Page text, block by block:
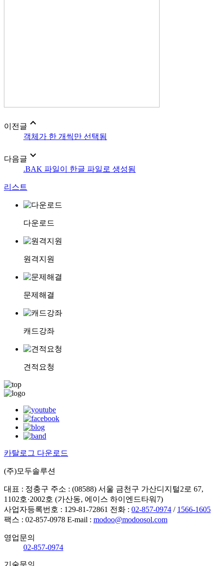
이전글 expand_less
객체가 한 개씩만 선택됨
다음글 expand_more
.BAK 파일이 한글 파일로 생성됨
리스트
다운로드
원격지원
문제해결
캐드강좌
견적요청
카탈로그 다운로드
(주)모두솔루션
대표 : 정충구 주소 : (08588) 서울 금천구 가산디지털2로 67,
1102호·2002호 (가산동, 에이스 하이엔드타워7)
사업자등록번호 : 129-81-72861 전화 : 02-857-0974 / 1566-1605
팩스 : 02-857-0978 E-mail : modoo@modoosol.com
영업문의
02-857-0974
기술문의